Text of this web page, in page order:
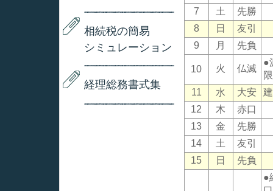
相続税の簡易
シミュレーション
経理総務書式集
7
土
先勝
8
日
友引
9
月 先負
10 火 仏滅
●
11
水 大安
12
木
赤口
13
金
先勝
14
土
友引
15
日 先負
●